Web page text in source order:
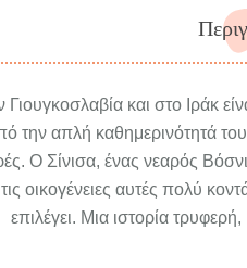
και στο Ιράκ
την απλή καθημερινότητά
Ο Σίνισα, ένας νεαρός
οικογένειες αυτές πολύ
επιλέγει. Μια ιστορία